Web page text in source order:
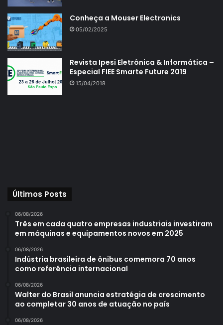
Conheça a Mouser Electronics
05/02/2025
Revista Ipesi Eletrônica & Informática –
Especial FIEE Smarte Future 2019
15/04/2018
Últimos Posts
06/08/2026
Três em cada quatro empresas industriais investiram
em máquinas e equipamentos novos em 2025
06/08/2026
Indústria brasileira de ônibus comemora 70 anos
como referência internacional
06/08/2026
Walter do Brasil anuncia estratégia de crescimento
ao completar 30 anos de atuação no país
06/08/2026